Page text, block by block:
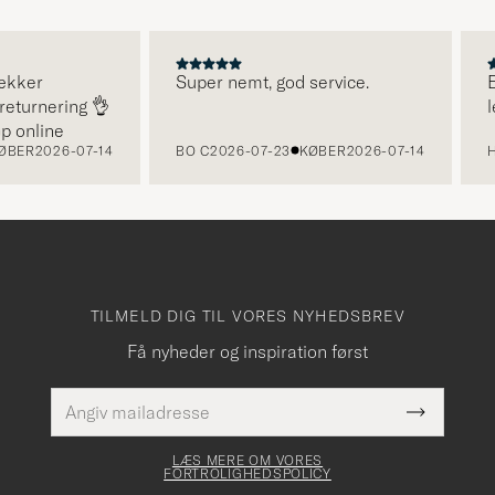
👌
2026-07-14
Super nemt, god service.
BO C2026-07-23 KØBER2026-07-14
TILMELD DIG TIL VORES NYHEDSBREV
Få nyheder og inspiration først
mailadresse
Dette
felt skal
Submit
Newsletter
LÆS MERE OM VORES
FORTROLIGHEDSPOLICY